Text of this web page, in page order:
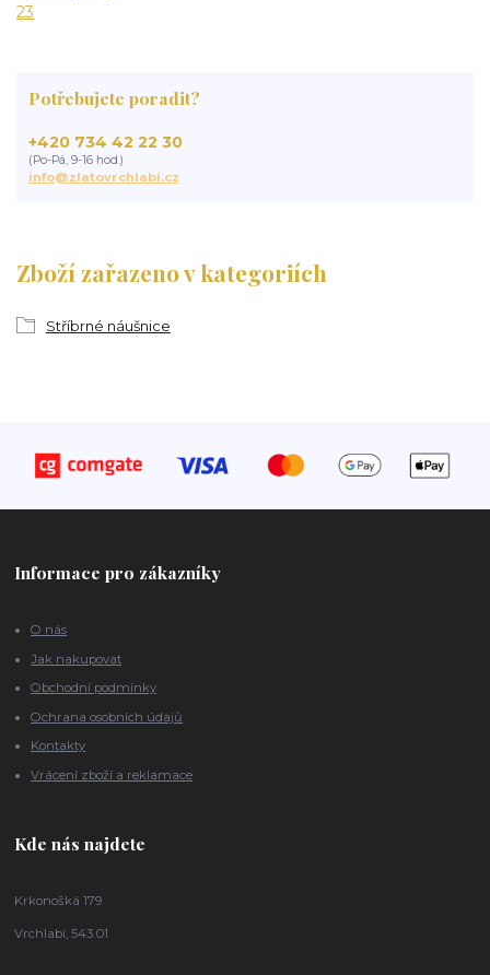
23
Zboží zařazeno v kategoriích
Stříbrné náušnice
Potřebujete poradit?
+420 734 42 22 30
(Po-Pá, 9-16 hod.)
info@zlatovrchlabi.cz
Informace pro zákazníky
O nás
Jak nakupovat
Obchodní podmínky
Ochrana osobních údajů
Kontakty
Vrácení zboží a reklamace
Kde nás najdete
Krkonošká 179
Vrchlabí, 543 01